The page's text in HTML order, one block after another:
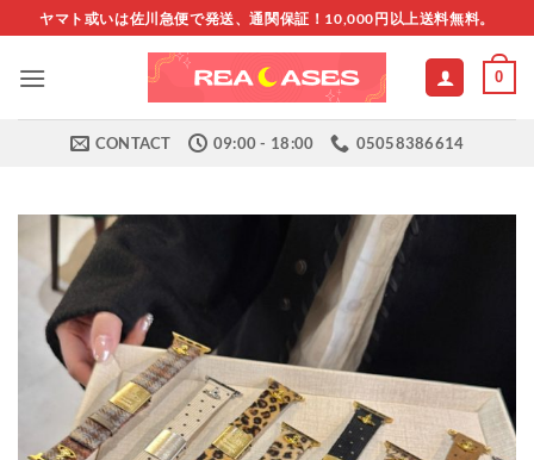
to
content
ヤマト或いは佐川急便で発送、通関保証！10,000円以上送料無料。
0
CONTACT 09:00 - 18:00 05058386614